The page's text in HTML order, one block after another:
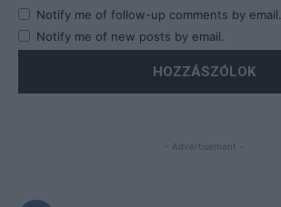
Notify me of follow-up comments by email.
Notify me of new posts by email.
- Advertisement -